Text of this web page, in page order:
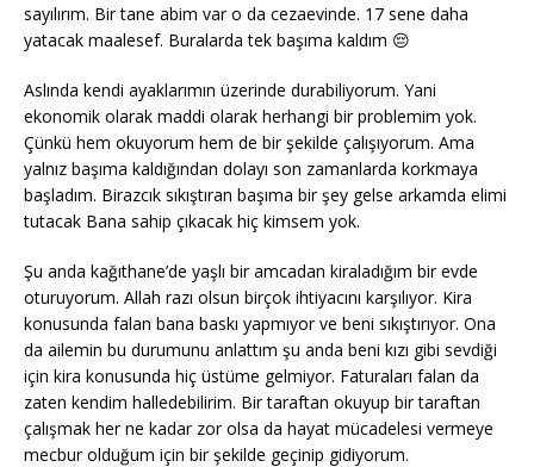
sayılırım. Bir tane abim var o da cezaevinde. 17 sene daha
yatacak maalesef. Buralarda tek başıma kaldım 😔
Aslında kendi ayaklarımın üzerinde durabiliyorum. Yani
ekonomik olarak maddi olarak herhangi bir problemim yok.
Çünkü hem okuyorum hem de bir şekilde çalışıyorum. Ama
yalnız başıma kaldığından dolayı son zamanlarda korkmaya
başladım. Birazcık sıkıştıran başıma bir şey gelse arkamda elimi
tutacak Bana sahip çıkacak hiç kimsem yok.
Şu anda kağıthane’de yaşlı bir amcadan kiraladığım bir evde
oturuyorum. Allah razı olsun birçok ihtiyacını karşılıyor. Kira
konusunda falan bana baskı yapmıyor ve beni sıkıştırıyor. Ona
da ailemin bu durumunu anlattım şu anda beni kızı gibi sevdiği
için kira konusunda hiç üstüme gelmiyor. Faturaları falan da
zaten kendim halledebilirim. Bir taraftan okuyup bir taraftan
çalışmak her ne kadar zor olsa da hayat mücadelesi vermeye
mecbur olduğum için bir şekilde geçinip gidiyorum.